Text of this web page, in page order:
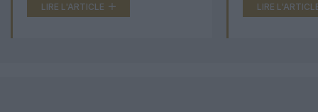
LIRE L'ARTICLE LIRE